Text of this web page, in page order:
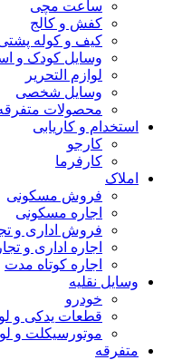
ساعت مچی
کفش و کالج
کیف و کوله
وسایل کودک و
لوازم التحریر
وسایل شخصی
محصولات
استخدام و کاریابی
کارجو
کارفرما
املاک
فروش مسکونی
اجاره مسکونی
فروش اداری و
اجاره اداری و
اجاره کوتاه مدت
وسایل نقلیه
خودرو
قطعات یدکی و
موتورسیکلت و
متفرقه